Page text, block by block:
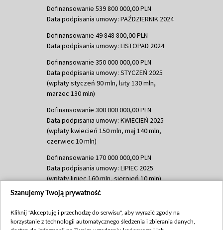
Dofinansowanie 539 800 000,00 PLN
Data podpisania umowy: PAŹDZIERNIK 2024
Dofinansowanie 49 848 800,00 PLN
Data podpisania umowy: LISTOPAD 2024
Dofinansowanie 350 000 000,00 PLN
Data podpisania umowy: STYCZEŃ 2025
(wpłaty styczeń 90 mln, luty 130 mln,
marzec 130 mln)
Dofinansowanie 300 000 000,00 PLN
Data podpisania umowy: KWIECIEŃ 2025
(wpłaty kwiecień 150 mln, maj 140 mln,
czerwiec 10 mln)
Dofinansowanie 170 000 000,00 PLN
Data podpisania umowy: LIPIEC 2025
(wpłaty lipiec 160 mln, sierpień 10 mln)
Dofinansowanie 60 000 000,00 PLN
(wpłata wrzesień 60 mln)
Szanujemy Twoją prywatność
Kliknij "Akceptuję i przechodzę do serwisu", aby wyrazić zgody na
korzystanie z technologii automatycznego śledzenia i zbierania danych,